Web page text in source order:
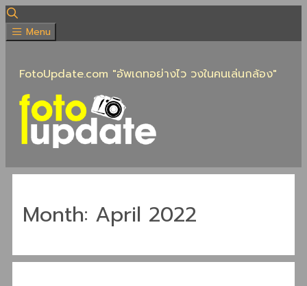
Skip
to
Menu
FotoUpdate.com "อัพเดทอย่างไว วงในคนเล่นกล้อง"
Month: April 2022